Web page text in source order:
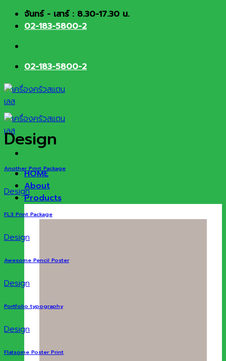
Skip จันทร์ - เสาร์ : 8.30-17.30 น.
02-183-5800-2
02-183-5800-2
HOME
About
Products
Design
Another Print Package
Design
FL3 Print Package
Design
Awesome Pencil Poster
Design
Portfolio typography
Design
Flatsome Poster Print